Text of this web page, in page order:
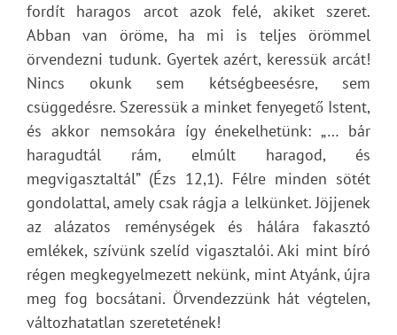
fordít haragos arcot azok felé, akiket szeret.
Abban van öröme, ha mi is teljes örömmel
örvendezni tudunk. Gyertek azért, keressük arcát!
Nincs okunk sem kétségbeesésre, sem
csüggedésre. Szeressük a minket fenyegető Istent,
és akkor nemsokára így énekelhetünk: „… bár
haragudtál rám, elmúlt haragod, és
megvigasztaltál” (Ézs 12,1). Félre minden sötét
gondolattal, amely csak rágja a lelkünket. Jöjjenek
az alázatos reménységek és hálára fakasztó
emlékek, szívünk szelíd vigasztalói. Aki mint bíró
régen megkegyelmezett nekünk, mint Atyánk, újra
meg fog bocsátani. Örvendezzünk hát végtelen,
változhatatlan szeretetének!